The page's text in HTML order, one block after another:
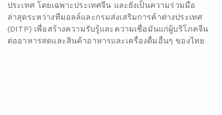
ประเทศ โดยเฉพาะประเทศจีน และยังเป็นความร่วมมือ
ล่าสุดระหว่างทีมอลล์และกรมส่งเสริมการค้าต่างประเทศ
(DITP) เพื่อสร้างความรับรู้และความเชื่อมันแก่ผู้บริโภคจีน
ต่ออาหารสดและสินค้าอาหารและเครื่องดื่มอื่นๆ ของไทย